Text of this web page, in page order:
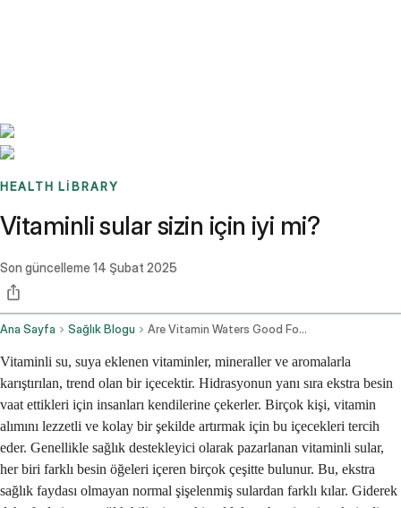
HEALTH LIBRARY
Vitaminli sular sizin için iyi mi?
Son güncelleme 14 Şubat 2025
Ana Sayfa Sağlık Blogu Are Vitamin Waters Good For You
Vitaminli su, suya eklenen vitaminler, mineraller ve aromalarla
karıştırılan, trend olan bir içecektir. Hidrasyonun yanı sıra ekstra besin
vaat ettikleri için insanları kendilerine çekerler. Birçok kişi, vitamin
alımını lezzetli ve kolay bir şekilde artırmak için bu içecekleri tercih
eder. Genellikle sağlık destekleyici olarak pazarlanan vitaminli sular,
her biri farklı besin öğeleri içeren birçok çeşitte bulunur. Bu, ekstra
sağlık faydası olmayan normal şişelenmiş sulardan farklı kılar. Giderek